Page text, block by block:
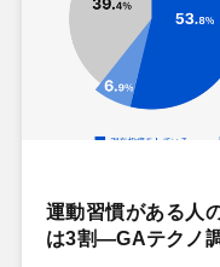
運動習慣がある人
は3割―GAテクノ